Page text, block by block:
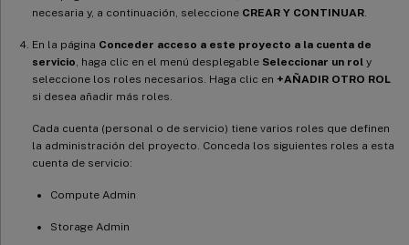
necesaria y, a continuación, seleccione CREAR Y CONTINUAR
En la página Conceder acceso a este proyecto a la cuenta de
servicio , haga clic en el menú desplegable Seleccionar un rol y
seleccione los roles necesarios. Haga clic en +AÑADIR OTRO ROL
si desea añadir más roles.
Cada cuenta (personal o de servicio) tiene varios roles que definen
la administración del proyecto. Conceda los siguientes roles a esta
cuenta de servicio:
Compute Admin
Storage Admin